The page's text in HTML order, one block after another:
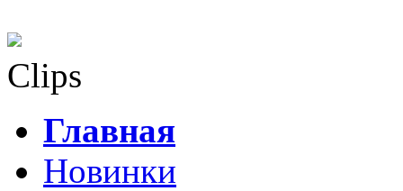
Clips
Главная
Новинки